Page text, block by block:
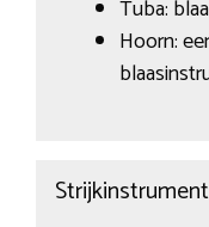
Tuba:
Hoorn: